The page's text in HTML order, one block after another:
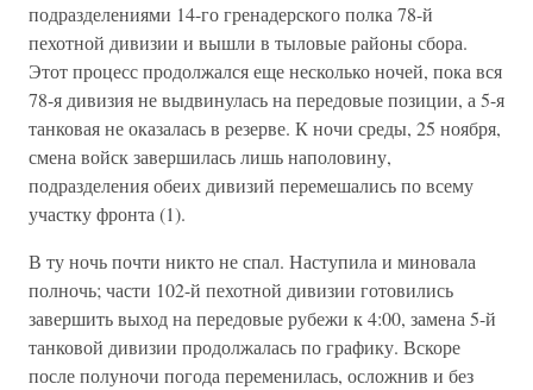
подразделениями 14-го гренадерского полка 78-й
пехотной дивизии и вышли в тыловые районы сбора.
Этот процесс продолжался еще несколько ночей, пока вся
78-я дивизия не выдвинулась на передовые позиции, а 5-я
танковая не оказалась в резерве. К ночи среды, 25 ноября,
смена войск завершилась лишь наполовину,
подразделения обеих дивизий перемешались по всему
участку фронта (1).
В ту ночь почти никто не спал. Наступила и миновала
полночь; части 102-й пехотной дивизии готовились
завершить выход на передовые рубежи к 4:00, замена 5-й
танковой дивизии продолжалась по графику. Вскоре
после полуночи погода переменилась, осложнив и без